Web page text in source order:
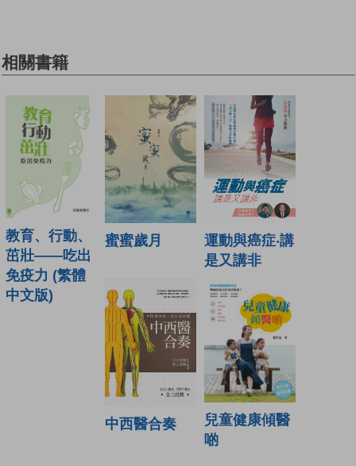
相關書籍
教育、行動、
茁壯——吃出
免疫力 (繁體
中文版)
蜜蜜歲月
運動與癌症‧講
是又講非
中西醫合奏
兒童健康傾醫
啲